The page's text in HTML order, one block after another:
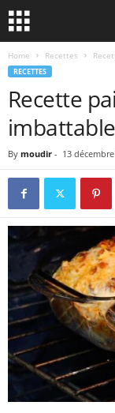
Home Recettes
RECETTES
Recette
imbattable
By moudir - 13